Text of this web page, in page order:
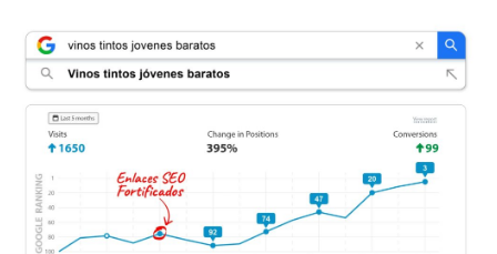
Recursos Humanos
Construcción
Bienes Raíces
Contabilidad
Consultoría de Gestión